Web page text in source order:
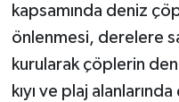
kapsamında deniz
önlenmesi, derelere
kurularak çöplerin
kıyı ve plaj